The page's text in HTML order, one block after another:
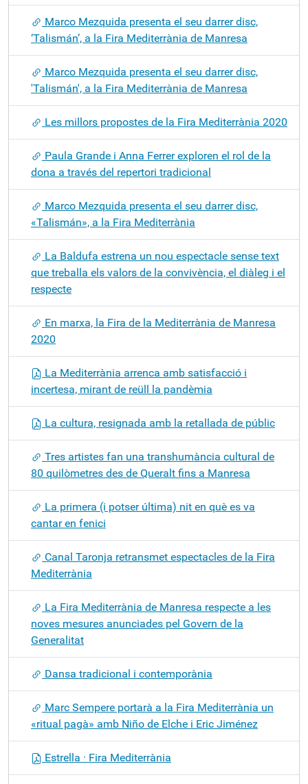
Marco Mezquida presenta el seu darrer disc,
‘Talismán’, a la Fira Mediterrània de Manresa
Marco Mezquida presenta el seu darrer disc,
'Talismán', a la Fira Mediterrània de Manresa
Les millors propostes de la Fira Mediterrània 2020
Paula Grande i Anna Ferrer exploren el rol de la
dona a través del repertori tradicional
Marco Mezquida presenta el seu darrer disc,
«Talismán», a la Fira Mediterrània
La Baldufa estrena un nou espectacle sense text
que treballa els valors de la convivència, el diàleg i el
respecte
En marxa, la Fira de la Mediterrània de Manresa
2020
La Mediterrània arrenca amb satisfacció i
incertesa, mirant de reüll la pandèmia
La cultura, resignada amb la retallada de públic
Tres artistes fan una transhumància cultural de
80 quilòmetres des de Queralt fins a Manresa
La primera (i potser última) nit en què es va
cantar en fenici
Canal Taronja retransmet espectacles de la Fira
Mediterrània
La Fira Mediterrània de Manresa respecte a les
noves mesures anunciades pel Govern de la
Generalitat
Dansa tradicional i contemporània
Marc Sempere portarà a la Fira Mediterrània un
«ritual pagà» amb Niño de Elche i Eric Jiménez
Estrella · Fira Mediterrània